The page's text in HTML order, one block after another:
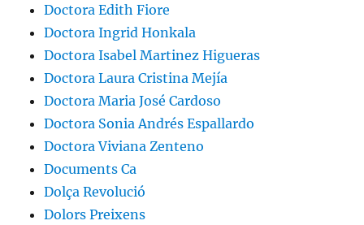
Doctora Edith Fiore
Doctora Ingrid Honkala
Doctora Isabel Martinez Higueras
Doctora Laura Cristina Mejía
Doctora Maria José Cardoso
Doctora Sonia Andrés Espallardo
Doctora Viviana Zenteno
Documents Ca
Dolça Revolució
Dolors Preixens